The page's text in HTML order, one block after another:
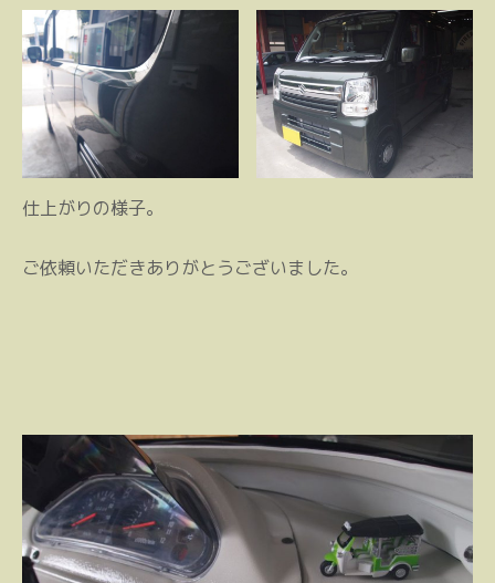
仕上がりの様子。
ご依頼いただきありがとうございました。